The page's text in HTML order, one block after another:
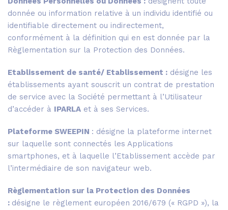
donnée ou information relative à un individu identifié ou
identifiable directement ou indirectement,
conformément à la définition qui en est donnée par la
Règlementation sur la Protection des Données.
Etablissement de santé/ Etablissement : désigne les
établissements ayant souscrit un contrat de prestation
de service avec la Société permettant à l’Utilisateur
d’accéder à IPARLA et à ses Services.
Plateforme SWEEPIN : désigne la plateforme internet
sur laquelle sont connectés les Applications
smartphones, et à laquelle l’Etablissement accède par
l’intermédiaire de son navigateur web.
Règlementation sur la Protection des Données
: désigne le règlement européen 2016/679 (« RGPD »), la